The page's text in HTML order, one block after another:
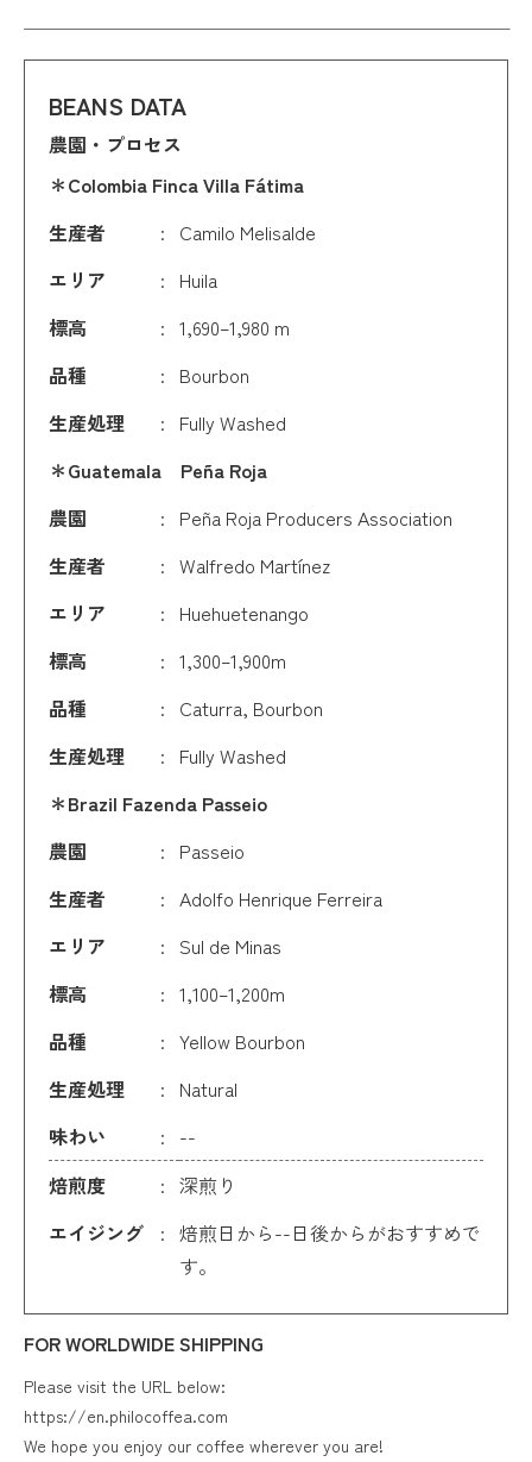
BEANS DATA
農園・プロセス
＊Colombia Finca Villa Fátima
生産者
Camilo Melisalde
エリア
Huila
標高
1,690–1,980 m
品種
Bourbon
生産処理
Fully Washed
＊Guatemala Peña Roja
農園
Peña Roja Producers Association
生産者
Walfredo Martínez
エリア
Huehuetenango
標高
1,300–1,900m
品種
Caturra, Bourbon
生産処理
Fully Washed
＊Brazil Fazenda Passeio
農園
Passeio
生産者
Adolfo Henrique Ferreira
エリア
Sul de Minas
標高
1,100–1,200m
品種
Yellow Bourbon
生産処理
Natural
味わい
--
焙煎度
深煎り
エイジング
焙煎日から--日後からがおすすめで
す。
FOR WORLDWIDE SHIPPING
Please visit the URL below:
https://en.philocoffea.com
We hope you enjoy our coffee wherever you are!